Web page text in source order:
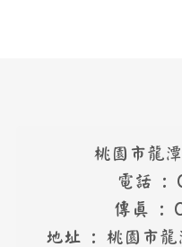
桃園市龍
電話 :
傳真 :
地址 : 桃園市龍